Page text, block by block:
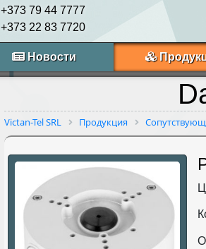
+373 79 44 7777
+373 22 83 7720
Новости
Victan-Tel SRL Продукция